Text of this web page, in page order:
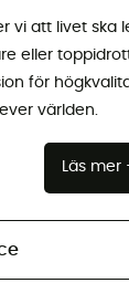
vi att livet ska
eller
för
världen.
Läs mer